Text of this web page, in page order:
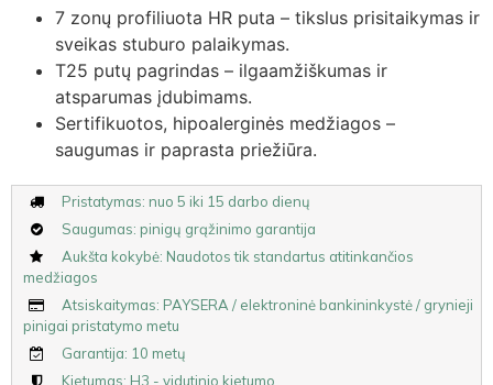
7 zonų profiliuota HR puta – tikslus prisitaikymas ir
sveikas stuburo palaikymas.
T25 putų pagrindas – ilgaamžiškumas ir
atsparumas įdubimams.
Sertifikuotos, hipoalerginės medžiagos –
saugumas ir paprasta priežiūra.
Pristatymas: nuo 5 iki 15 darbo dienų
Saugumas: pinigų grąžinimo garantija
Aukšta kokybė: Naudotos tik standartus atitinkančios
medžiagos
Atsiskaitymas: PAYSERA / elektroninė bankininkystė / grynieji
pinigai pristatymo metu
Garantija: 10 metų
Kietumas: H3 - vidutinio kietumo